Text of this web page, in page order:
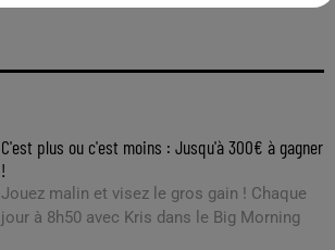
C'est plus ou c'est moins : Jusqu'à 300€ à gagner
!
Jouez malin et visez le gros gain ! Chaque
jour à 8h50 avec Kris dans le Big Morning